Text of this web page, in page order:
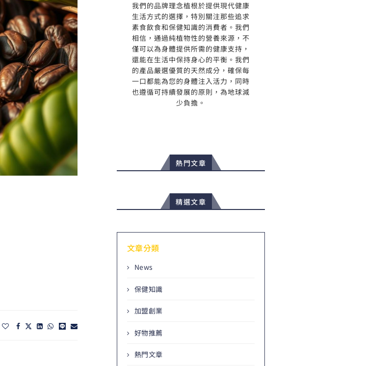
我們的品牌理念植根於提供現代健康
生活方式的選擇，特別關注那些追求
素食飲食和保健知識的消費者。我們
相信，通過純植物性的營養來源，不
僅可以為身體提供所需的健康支持，
還能在生活中保持身心的平衡。我們
的產品嚴選優質的天然成分，確保每
一口都能為您的身體注入活力，同時
也遵循可持續發展的原則，為地球減
少負擔。
熱門文章
精選文章
文章分類
News
保健知識
加盟創業
好物推薦
熱門文章